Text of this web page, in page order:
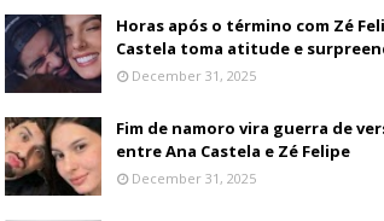
Horas após o término com Zé
Castela toma atitude e
December 31, 2025
Fim de namoro vira guerra de
entre Ana Castela e Zé Felipe
December 31, 2025